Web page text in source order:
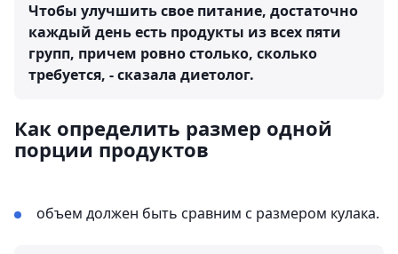
Чтобы улучшить свое питание, достаточно
каждый день есть продукты из всех пяти
групп, причем ровно столько, сколько
требуется, - сказала диетолог.
Как определить размер одной
порции продуктов
объем должен быть сравним с размером кулака.